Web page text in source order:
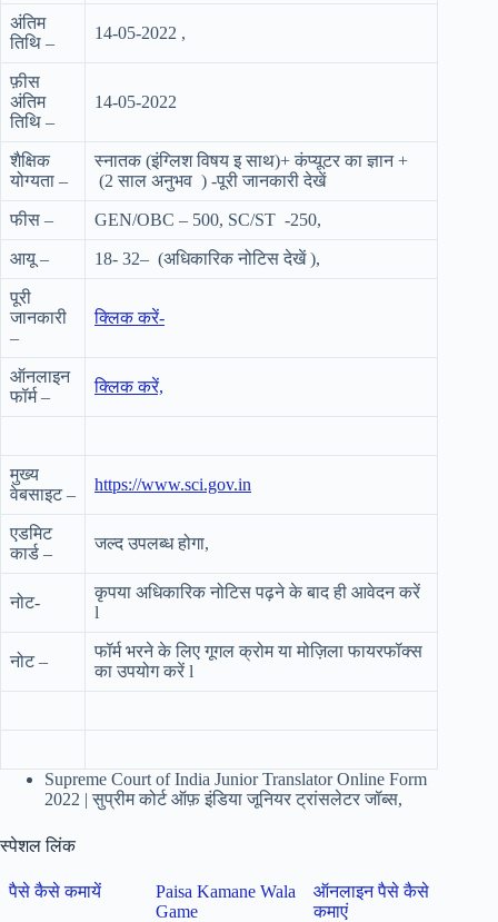
अंतिम
तिथि –
14-05-2022 ,
फ़ीस
अंतिम
तिथि –
14-05-2022
शैक्षिक
योग्यता –
स्नातक (इंग्लिश विषय इ साथ)+ कंप्यूटर का ज्ञान +
(2 साल अनुभव ) -पूरी जानकारी देखें
फीस – GEN/OBC – 500, SC/ST -250,
आयू – 18- 32– (अधिकारिक नोटिस देखें ),
पूरी
जानकारी
–
क्लिक करें-
ऑनलाइन
फॉर्म –
क्लिक करें,
मुख्य
वेबसाइट –
https://www.sci.gov.in
एडमिट
कार्ड –
जल्द उपलब्ध होगा,
नोट-
कृपया अधिकारिक नोटिस पढ़ने के बाद ही आवेदन करें
l
नोट –
फॉर्म भरने के लिए गूगल क्रोम या मोज़िला फायरफॉक्स
का उपयोग करें l
Supreme Court of India Junior Translator Online Form
2022 | सुप्रीम कोर्ट ऑफ़ इंडिया जूनियर ट्रांसलेटर जॉब्स,
स्पेशल लिंक
पैसे कैसे कमायें
Paisa Kamane Wala
Game
ऑनलाइन पैसे कैसे
कमाएं